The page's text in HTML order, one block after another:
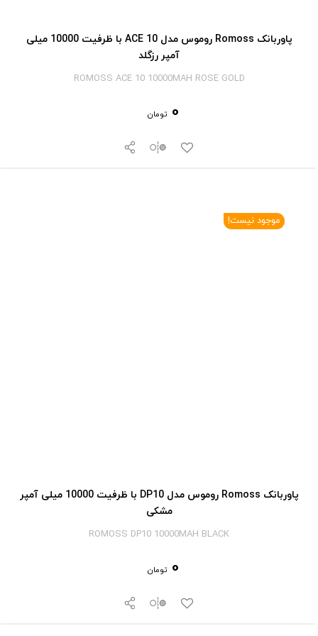
پاوربانک Romoss روموس مدل ACE 10 با ظرفیت 10000 میلی
آمپر رزگلد
ROMOSS ACE 10 10000MAH ROSE GOLD
0 تومان
موجود نیست!
پاوربانک Romoss روموس مدل DP10 با ظرفیت 10000 میلی آمپر
مشکی
ROMOSS DP10 10000MAH BLACK
0 تومان